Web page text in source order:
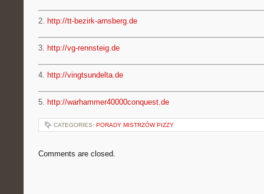
2. http://tt-bezirk-arnsberg.de
3. http://vg-rennsteig.de
4. http://vingtsundelta.de
5. http://warhammer40000conquest.de
CATEGORIES: PORADY MISTRZÓW PIZZY
Comments are closed.